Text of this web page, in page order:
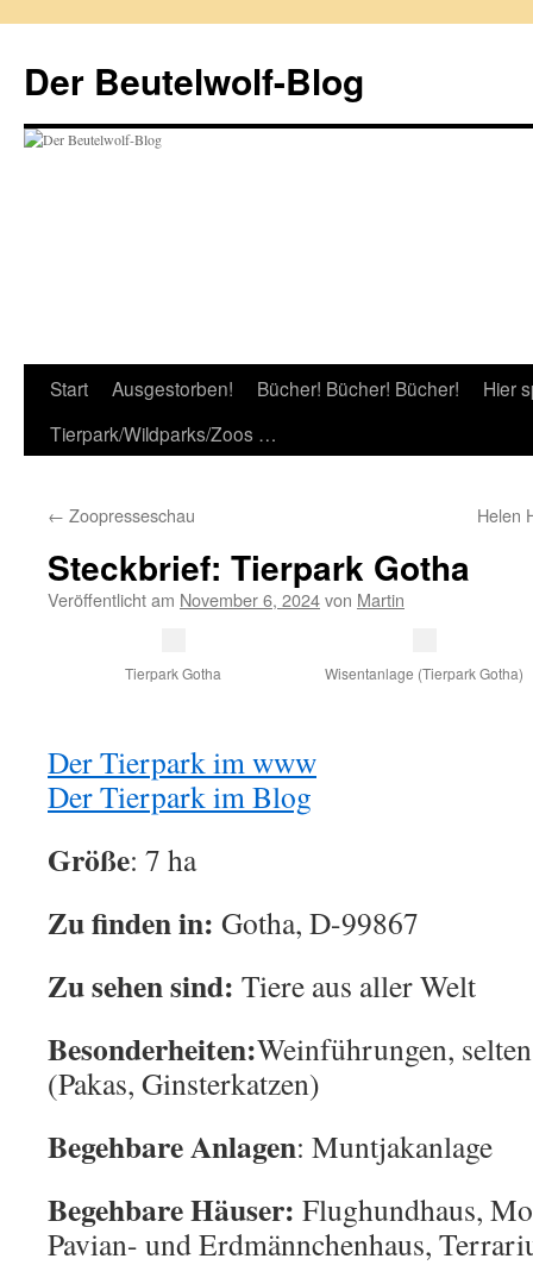
springen
Der Beutelwolf-Blog
Start Ausgestorben! Bücher! Bücher! Bücher!
Hier
Tierpark/Wildparks/Zoos …
← Zoopresseschau Helen
Steckbrief: Tierpark Gotha
Veröffentlicht am November 6, 2024von Martin
Tierpark Gotha Wisentanlage (Tierpark Gotha)
Der Tierpark im www
Der Tierpark im Blog
Größe: 7 ha
Zu finden in: Gotha, D-99867
Zu sehen sind: Tiere aus aller Welt
Besonderheiten:Weinführungen,
(Pakas, Ginsterkatzen)
Begehbare Anlagen: Muntjakanlage
Begehbare Häuser: Flughundhaus,
Pavian- und Erdmännchenhaus,